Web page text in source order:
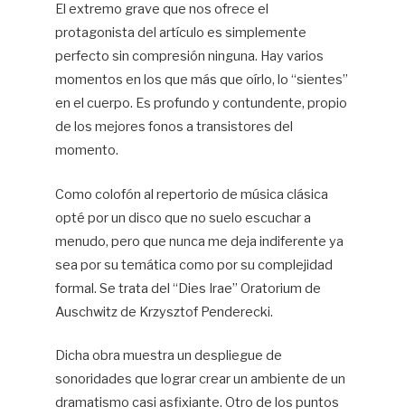
El extremo grave que nos ofrece el
protagonista del artículo es simplemente
perfecto sin compresión ninguna. Hay varios
momentos en los que más que oírlo, lo “sientes”
en el cuerpo. Es profundo y contundente, propio
de los mejores fonos a transistores del
momento.
Como colofón al repertorio de música clásica
opté por un disco que no suelo escuchar a
menudo, pero que nunca me deja indiferente ya
sea por su temática como por su complejidad
formal. Se trata del “Dies Irae” Oratorium de
Auschwitz de Krzysztof Penderecki.
Dicha obra muestra un despliegue de
sonoridades que lograr crear un ambiente de un
dramatismo casi asfixiante. Otro de los puntos